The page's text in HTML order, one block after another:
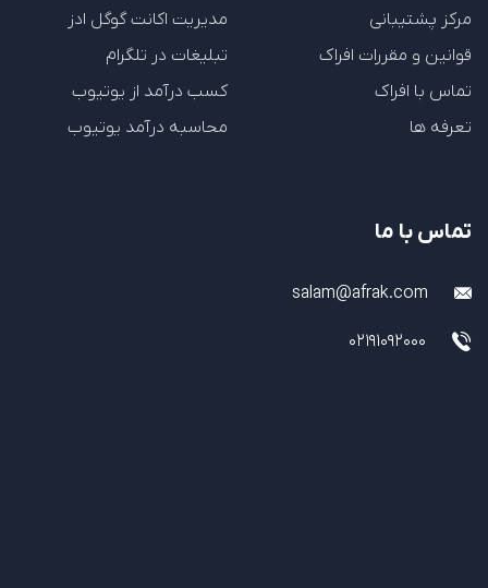
مرکز پشتیبانی
قوانین و مقررات افراک
تماس با افراک
تعرفه ها
مدیریت اکانت گوگل ادز
تبلیغات در تلگرام
کسب درآمد از یوتیوب
محاسبه درآمد یوتیوب
تماس با ما
salam@afrak.com
02191092000